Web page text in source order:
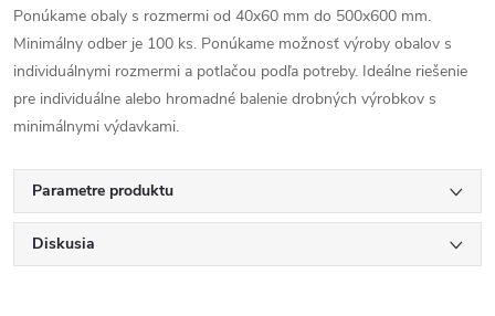
Ponúkame obaly s rozmermi od 40x60 mm do 500x600 mm.
Minimálny odber je 100 ks. Ponúkame možnosť výroby obalov s
individuálnymi rozmermi a potlačou podľa potreby. Ideálne riešenie
pre individuálne alebo hromadné balenie drobných výrobkov s
minimálnymi výdavkami.
Parametre produktu
Diskusia